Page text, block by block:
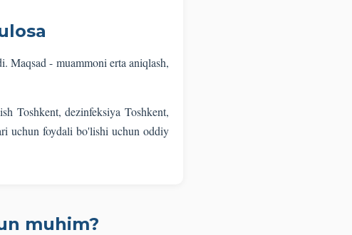
Maqsad - muammoni erta aniqlash,
Toshkent, dezinfeksiya Toshkent,
uchun foydali bo'lishi uchun oddiy
muhim?